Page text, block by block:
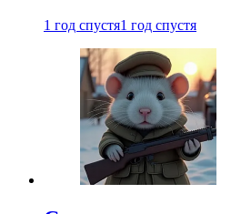
1 год спустя1 год спустя